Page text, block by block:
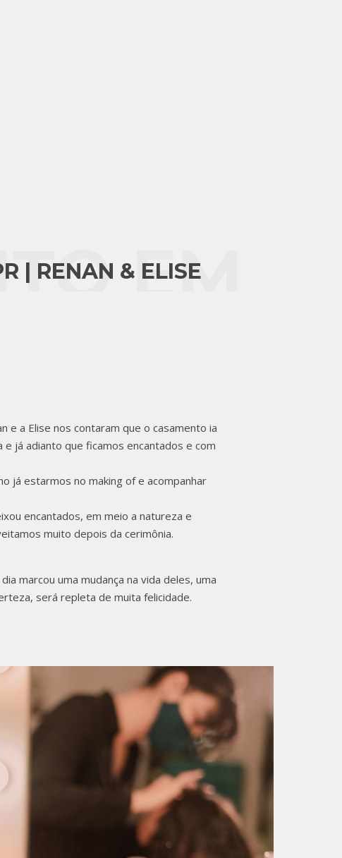
| RENAN & ELISE
EM
PR |
e a Elise nos contaram que o casamento ia
já adianto que ficamos encantados e com
já estarmos no making of e acompanhar
encantados, em meio a natureza e
muito depois da cerimônia.
marcou uma mudança na vida deles, uma
será repleta de muita felicidade.